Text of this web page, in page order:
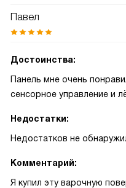
Павел
Достоинства:
Панель мне очень
сенсорное управление и
Недостатки:
Недостатков не
Комментарий:
Я купил эту варочную